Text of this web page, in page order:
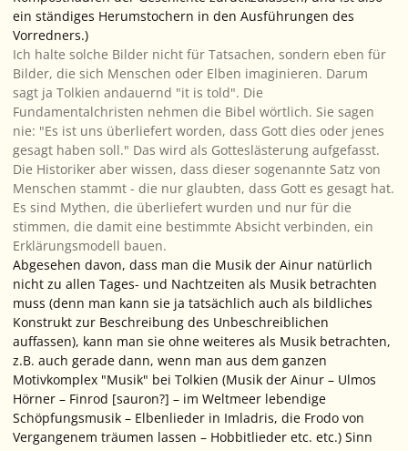
ein ständiges Herumstochern in den Ausführungen des
Vorredners.)
Ich halte solche Bilder nicht für Tatsachen, sondern eben für
Bilder, die sich Menschen oder Elben imaginieren. Darum
sagt ja Tolkien andauernd "it is told". Die
Fundamentalchristen nehmen die Bibel wörtlich. Sie sagen
nie: "Es ist uns überliefert worden, dass Gott dies oder jenes
gesagt haben soll." Das wird als Gotteslästerung aufgefasst.
Die Historiker aber wissen, dass dieser sogenannte Satz von
Menschen stammt - die nur glaubten, dass Gott es gesagt hat.
Es sind Mythen, die überliefert wurden und nur für die
stimmen, die damit eine bestimmte Absicht verbinden, ein
Erklärungsmodell bauen.
Abgesehen davon, dass man die Musik der Ainur natürlich
nicht zu allen Tages- und Nachtzeiten als Musik betrachten
muss (denn man kann sie ja tatsächlich auch als bildliches
Konstrukt zur Beschreibung des Unbeschreiblichen
auffassen), kann man sie ohne weiteres als Musik betrachten,
z.B. auch gerade dann, wenn man aus dem ganzen
Motivkomplex "Musik" bei Tolkien (Musik der Ainur – Ulmos
Hörner – Finrod [sauron?] – im Weltmeer lebendige
Schöpfungsmusik – Elbenlieder in Imladris, die Frodo von
Vergangenem träumen lassen – Hobbitlieder etc. etc.) Sinn